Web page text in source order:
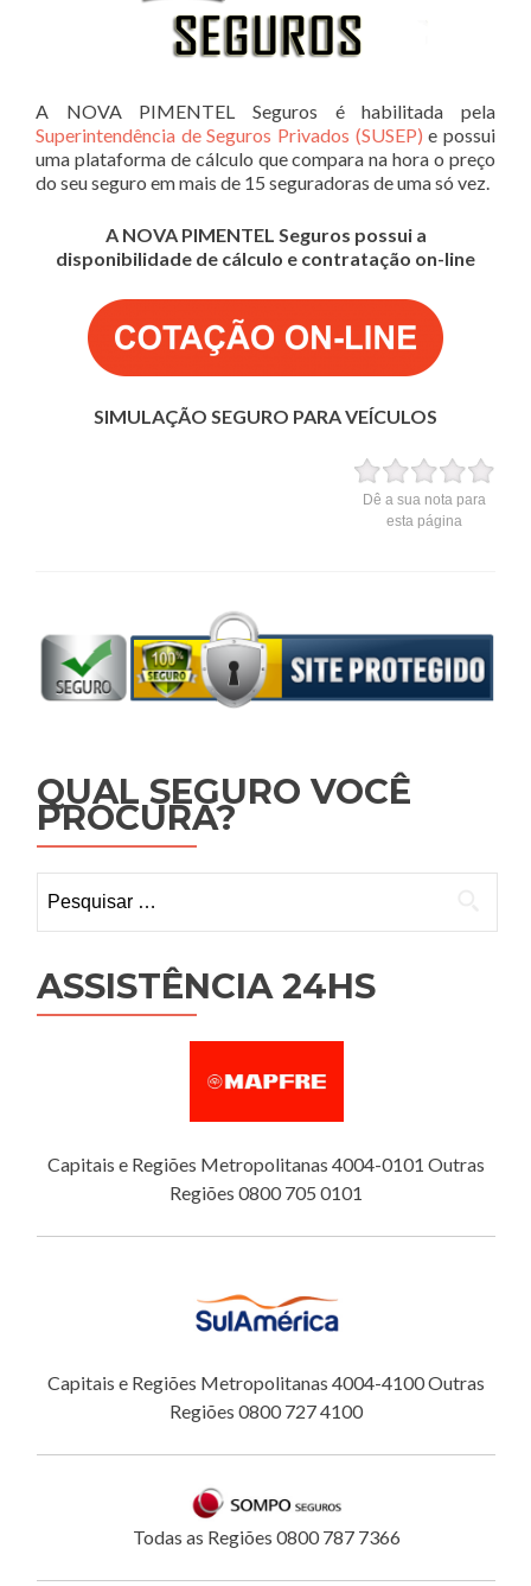
A NOVA PIMENTEL Seguros é habilitada pela
Superintendência de Seguros Privados (SUSEP) e possui
uma plataforma de cálculo que compara na hora o preço
do seu seguro em mais de 15 seguradoras de uma só vez.
A NOVA PIMENTEL Seguros possui a
disponibilidade de cálculo e contratação on-line
SIMULAÇÃO SEGURO PARA VEÍCULOS
Dê a sua nota para
esta página
QUAL SEGURO VOCÊ
PROCURA?
por:
ASSISTÊNCIA 24HS
Capitais e Regiões Metropolitanas 4004-0101 Outras
Regiões 0800 705 0101
Capitais e Regiões Metropolitanas 4004-4100 Outras
Regiões 0800 727 4100
Todas as Regiões 0800 787 7366